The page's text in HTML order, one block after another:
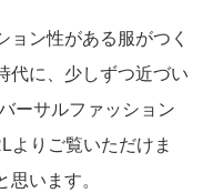
ョン性がある服がつく
代に、少しずつ近づい
ーサルファッション
よりご覧いただけま
います。